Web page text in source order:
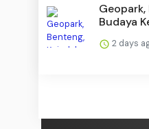
Budaya
2 days